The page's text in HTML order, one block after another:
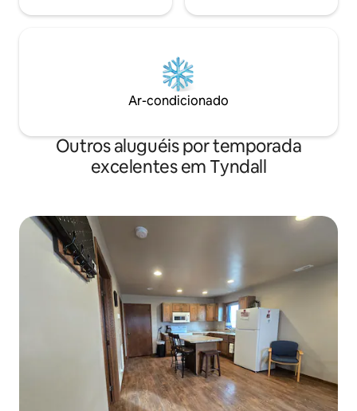
Ar-condicionado
Outros aluguéis por temporada
excelentes em Tyndall